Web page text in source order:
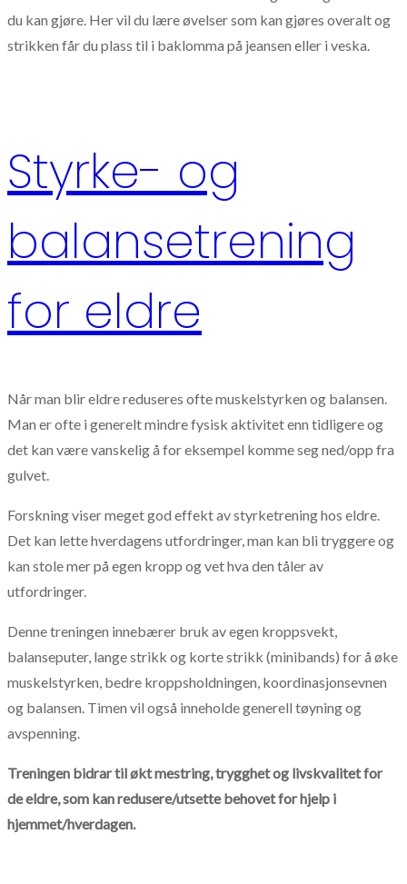
du kan gjøre. Her vil du lære øvelser som kan gjøres overalt og
strikken får du plass til i baklomma på jeansen eller i veska.
Styrke- og
balansetrening
for eldre
Når man blir eldre reduseres ofte muskelstyrken og balansen.
Man er ofte i generelt mindre fysisk aktivitet enn tidligere og
det kan være vanskelig å for eksempel komme seg ned/opp fra
gulvet.
Forskning viser meget god effekt av styrketrening hos eldre.
Det kan lette hverdagens utfordringer, man kan bli tryggere og
kan stole mer på egen kropp og vet hva den tåler av
utfordringer.
Denne treningen innebærer bruk av egen kroppsvekt,
balanseputer, lange strikk og korte strikk (minibands) for å øke
muskelstyrken, bedre kroppsholdningen, koordinasjonsevnen
og balansen. Timen vil også inneholde generell tøyning og
avspenning.
Treningen bidrar til økt mestring, trygghet og livskvalitet for
de eldre, som kan redusere/utsette behovet for hjelp i
hjemmet/hverdagen.